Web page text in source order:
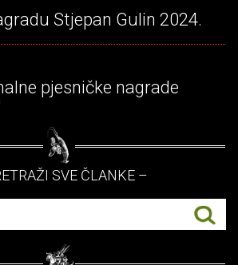
Stjepan Gulin 2024.
pjesničke nagrade
SVE ČLANKE –